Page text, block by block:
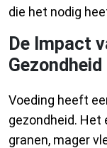
die het nodig
De Impact
Gezondheid
Voeding heeft
gezondheid. Het
granen, mager